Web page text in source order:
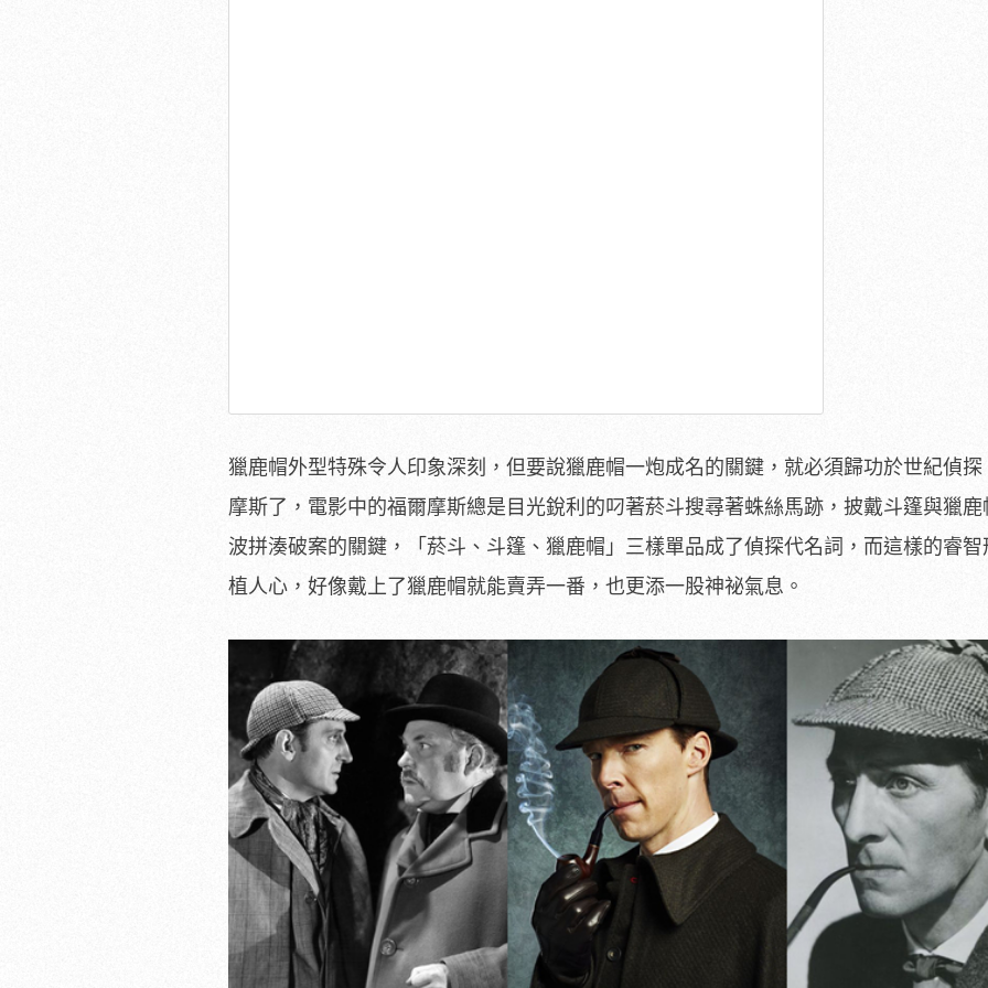
獵鹿帽外型特殊令人印象深刻，但要說獵鹿帽一炮成名的關鍵，就必須歸功於世紀偵
摩斯了，電影中的福爾摩斯總是目光銳利的叼著菸斗搜尋著蛛絲馬跡，披戴斗篷與獵鹿
波拼湊破案的關鍵，「菸斗、斗篷、獵鹿帽」三樣單品成了偵探代名詞，而這樣的睿智
植人心，好像戴上了獵鹿帽就能賣弄一番，也更添一股神祕氣息。